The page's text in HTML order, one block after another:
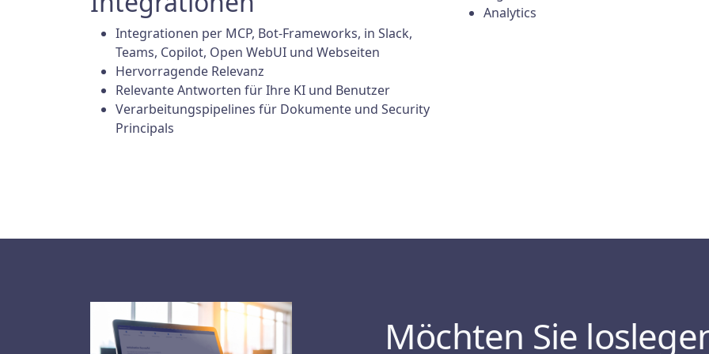
Integrationen per MCP, Bot-Frameworks, in Slack,
Teams, Copilot, Open WebUI und Webseiten
Hervorragende Relevanz
Relevante Antworten für Ihre KI und Benutzer
Verarbeitungspipelines für Dokumente und Security
Principals
Analytics
Möchten Sie